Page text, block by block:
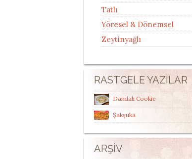
Tatlı
Yöresel & Dönemsel
Zeytinyağlı
RASTGELE YAZILAR
Damlalı Cookie
Şakşuka
ARŞIV